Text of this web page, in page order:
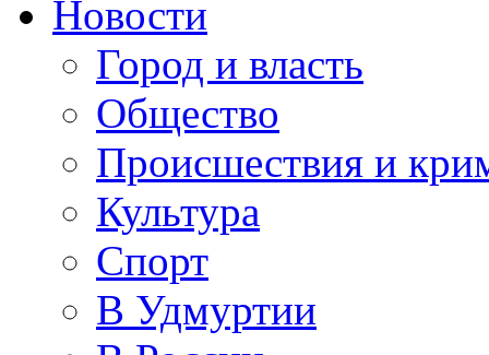
Новости
Город и власть
Общество
Происшествия и
Культура
Спорт
В Удмуртии